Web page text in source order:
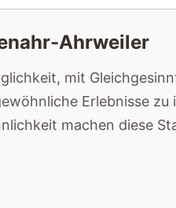
Ahrweiler
mit
Erlebnisse zu
machen diese